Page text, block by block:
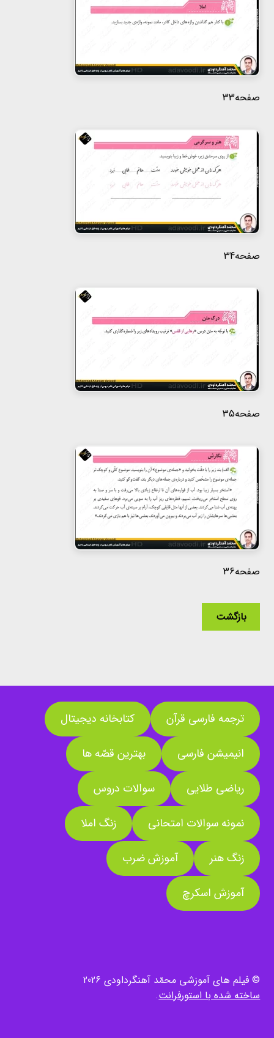
صفحه33
صفحه34
صفحه35
صفحه36
بازگشت
ترجمه فارسی قرآن کتابخانه دیجیتال
انیمیشن فارسی بهترین قصّه ها
ریاضی طلایی سوالات دروس
نمونه سوالات امتحانی زنگ املا
زنگ هنر آموزش ضرب
آموزش اسکرچ
© فیلم های آموزشی محمّد آهنگرداودی 2026
ساخته شده با استورفرانت.